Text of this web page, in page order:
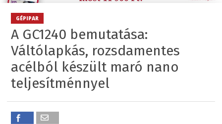
GÉPIPAR
A GC1240 bemutatása:
Váltólapkás, rozsdamentes
acélból készült maró nano
teljesítménnyel